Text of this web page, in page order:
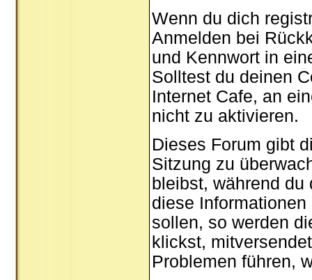
Wenn du dich
Anmelden bei
und Kennwort in
Solltest du deinen
Internet Cafe, an
nicht zu aktivieren.
Dieses Forum gibt
Sitzung zu
bleibst, während
diese
sollen, so werden
klickst,
Problemen führen,